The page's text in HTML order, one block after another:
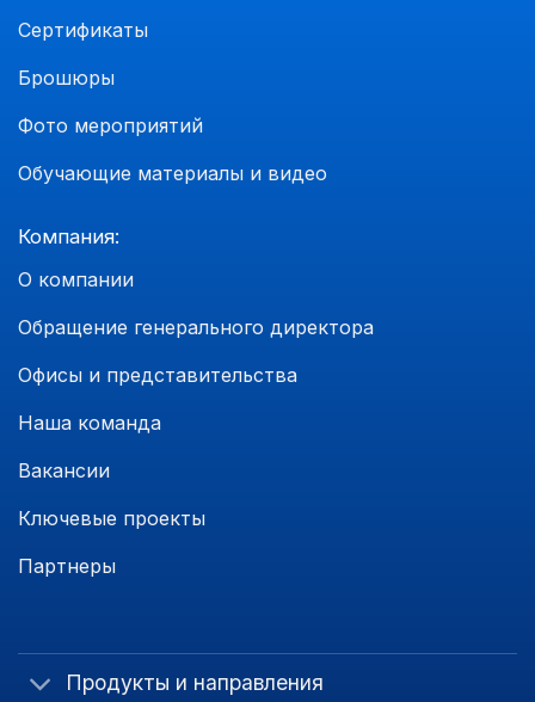
Сертификаты
Брошюры
Фото мероприятий
Обучающие материалы и видео
Компания:
О компании
Обращение генерального директора
Офисы и представительства
Наша команда
Вакансии
Ключевые проекты
Партнеры
Продукты и направления